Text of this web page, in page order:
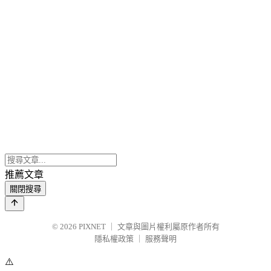
推薦文章
關閉搜尋
© 2026 PIXNET
文章與圖片權利屬原作者所有
隱私權政策
服務聲明
⚠️